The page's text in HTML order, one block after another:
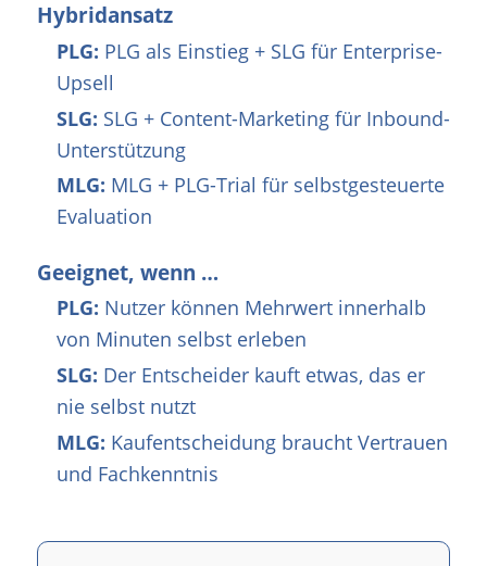
Hybridansatz
PLG: PLG als Einstieg + SLG für Enterprise-
Upsell
SLG: SLG + Content-Marketing für Inbound-
Unterstützung
MLG: MLG + PLG-Trial für selbstgesteuerte
Evaluation
Geeignet, wenn …
PLG: Nutzer können Mehrwert innerhalb
von Minuten selbst erleben
SLG: Der Entscheider kauft etwas, das er
nie selbst nutzt
MLG: Kaufentscheidung braucht Vertrauen
und Fachkenntnis